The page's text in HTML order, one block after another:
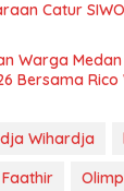
Catur
Warga
Bersama Rico
Wihardja